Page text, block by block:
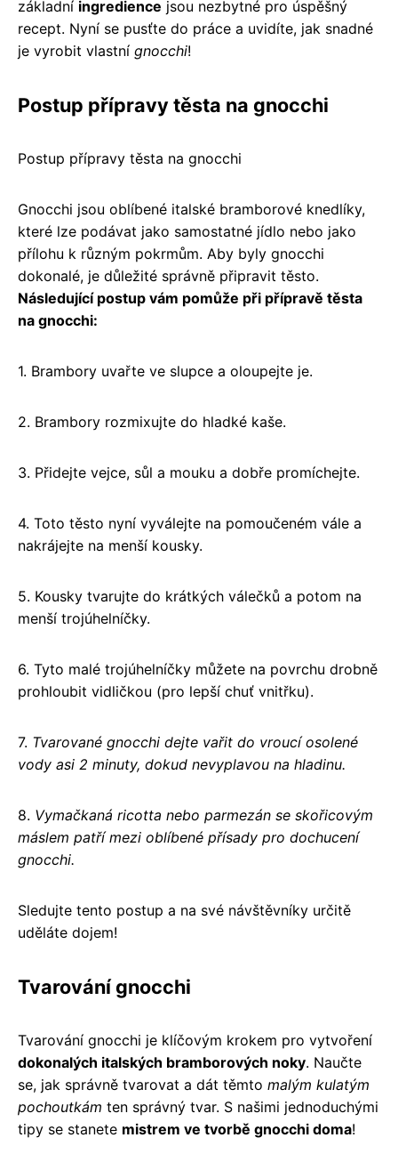
základní ingredience jsou nezbytné pro úspěšný
recept. Nyní se pusťte do práce a uvidíte, jak snadné
je vyrobit vlastní gnocchi!
Postup přípravy těsta na gnocchi
Postup přípravy těsta na gnocchi
Gnocchi jsou oblíbené italské bramborové knedlíky,
které lze podávat jako samostatné jídlo nebo jako
přílohu k různým pokrmům. Aby byly gnocchi
dokonalé, je důležité správně připravit těsto.
Následující postup vám pomůže při přípravě těsta
na gnocchi:
1. Brambory uvařte ve slupce a oloupejte je.
2. Brambory rozmixujte do hladké kaše.
3. Přidejte vejce, sůl a mouku a dobře promíchejte.
4. Toto těsto nyní vyválejte na pomoučeném vále a
nakrájejte na menší kousky.
5. Kousky tvarujte do krátkých válečků a potom na
menší trojúhelníčky.
6. Tyto malé trojúhelníčky můžete na povrchu drobně
prohloubit vidličkou (pro lepší chuť vnitřku).
7. Tvarované gnocchi dejte vařit do vroucí osolené
vody asi 2 minuty, dokud nevyplavou na hladinu.
8. Vymačkaná ricotta nebo parmezán se skořicovým
máslem patří mezi oblíbené přísady pro dochucení
gnocchi.
Sledujte tento postup a na své návštěvníky určitě
uděláte dojem!
Tvarování gnocchi
Tvarování gnocchi je klíčovým krokem pro vytvoření
dokonalých italských bramborových noky. Naučte
se, jak správně tvarovat a dát těmto malým kulatým
pochoutkám ten správný tvar. S našimi jednoduchými
tipy se stanete mistrem ve tvorbě gnocchi doma!